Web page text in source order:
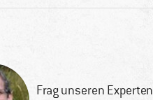
Frag unseren Experten